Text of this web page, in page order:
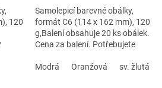
120
Samolepicí barevné obálky,
formát C6 (114 x 162 mm), 120
g,Balení obsahuje 20 ks obálek.
Cena za balení. Potřebujete
obálky?
Modrá Oranžová sv. žlutá